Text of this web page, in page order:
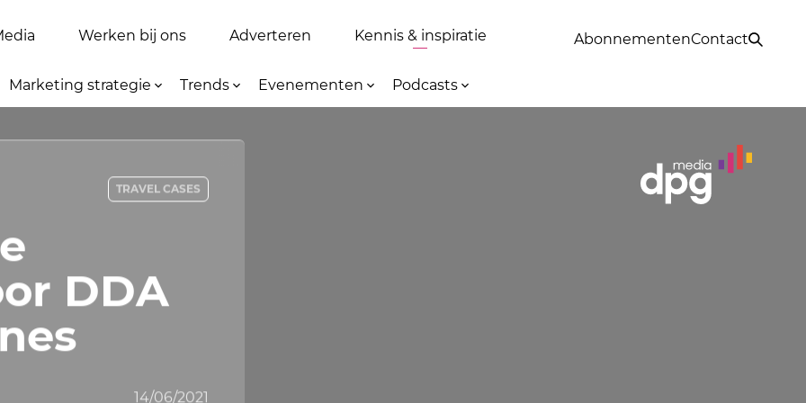
Werken bij ons Adverteren Kennis & inspiratie AbonnementenContact
Marketing strategie Trends Evenementen Podcasts
TRAVEL CASES
DDA
14/06/2021